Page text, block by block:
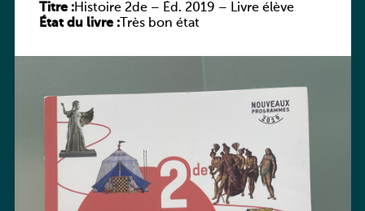
Titre :Histoire 2de – Éd. 2019 – Livre élève
État du livre :Très bon état